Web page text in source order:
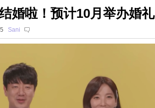
婚啦！预计10月举办婚礼
Sani